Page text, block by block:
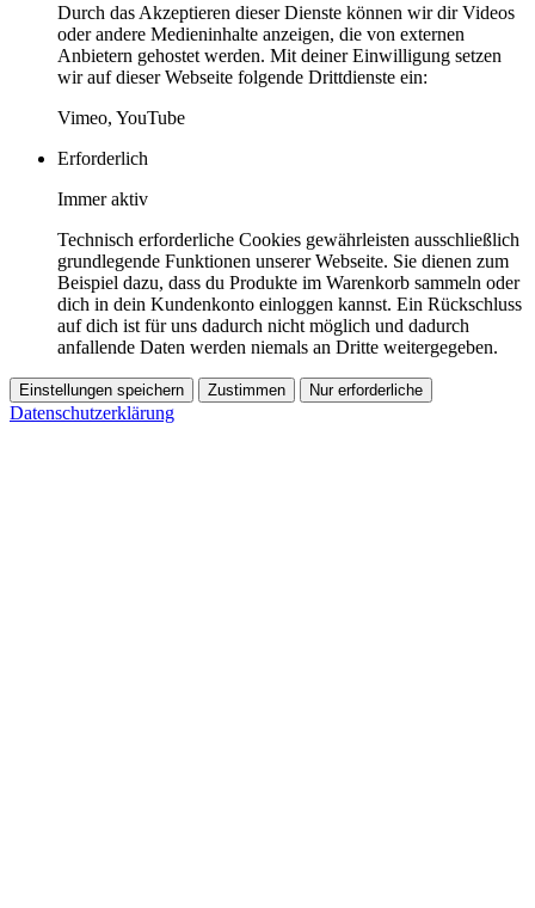
Durch das Akzeptieren dieser Dienste können wir dir Videos
oder andere Medieninhalte anzeigen, die von externen
Anbietern gehostet werden. Mit deiner Einwilligung setzen
wir auf dieser Webseite folgende Drittdienste ein:
Vimeo, YouTube
Erforderlich
Immer aktiv
Technisch erforderliche Cookies gewährleisten ausschließlich
grundlegende Funktionen unserer Webseite. Sie dienen zum
Beispiel dazu, dass du Produkte im Warenkorb sammeln oder
dich in dein Kundenkonto einloggen kannst. Ein Rückschluss
auf dich ist für uns dadurch nicht möglich und dadurch
anfallende Daten werden niemals an Dritte weitergegeben.
Einstellungen speichern Zustimmen Nur erforderliche
Datenschutzerklärung